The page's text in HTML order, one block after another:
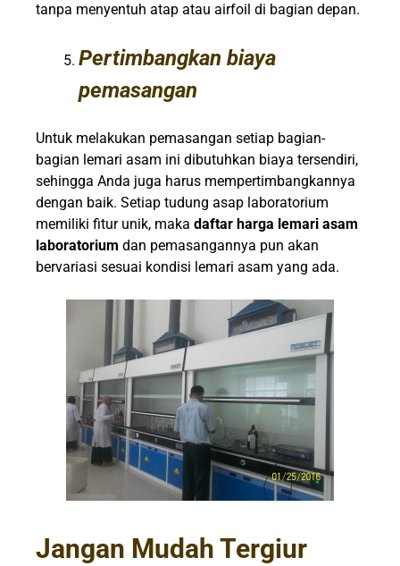
tanpa menyentuh atap atau airfoil di bagian depan.
Pertimbangkan biaya
pemasangan
Untuk melakukan pemasangan setiap bagian-
bagian lemari asam ini dibutuhkan biaya tersendiri,
sehingga Anda juga harus mempertimbangkannya
dengan baik. Setiap tudung asap laboratorium
memiliki fitur unik, maka daftar harga lemari asam
laboratorium dan pemasangannya pun akan
bervariasi sesuai kondisi lemari asam yang ada.
Jangan Mudah Tergiur